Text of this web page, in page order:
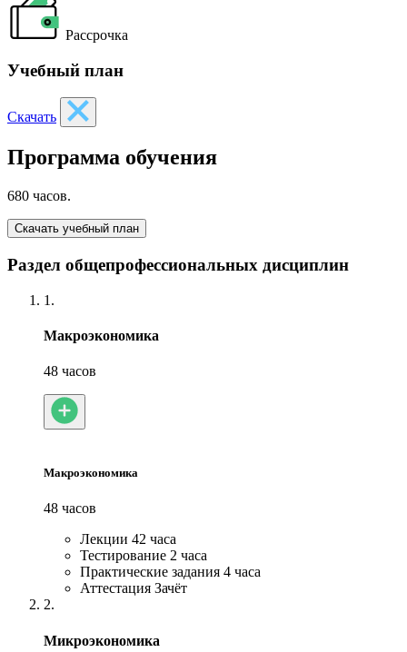
Рассрочка
Учебный план
Скачать
Программа обучения
680 часов.
Скачать учебный план
Раздел общепрофессиональных дисциплин
1.
Макроэкономика
48 часов
Макроэкономика
48 часов
Лекции 42 часа
Тестирование 2 часа
Практические задания 4 часа
Аттестация Зачёт
2.
Микроэкономика